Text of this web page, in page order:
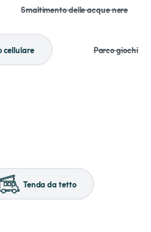
Smaltimento delle acque nere
cellulare Parco giochi
Tenda da tetto